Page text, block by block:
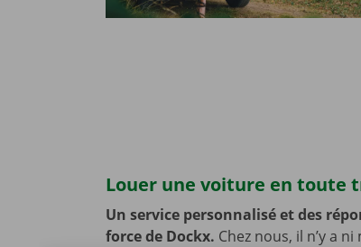
Louer une voiture en toute
Un service personnalisé et des
force de Dockx. Chez nous, il n’y a